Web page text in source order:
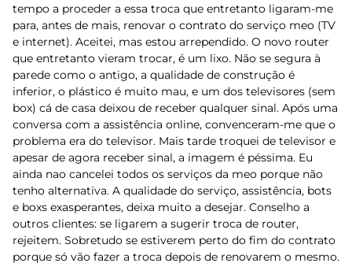
tempo a proceder a essa troca que entretanto ligaram-me
para, antes de mais, renovar o contrato do serviço meo (TV
e internet). Aceitei, mas estou arrependido. O novo router
que entretanto vieram trocar, é um lixo. Não se segura à
parede como o antigo, a qualidade de construção é
inferior, o plástico é muito mau, e um dos televisores (sem
box) cá de casa deixou de receber qualquer sinal. Após uma
conversa com a assistência online, convenceram-me que o
problema era do televisor. Mais tarde troquei de televisor e
apesar de agora receber sinal, a imagem é péssima. Eu
ainda nao cancelei todos os serviços da meo porque não
tenho alternativa. A qualidade do serviço, assistência, bots
e boxs exasperantes, deixa muito a desejar. Conselho a
outros clientes: se ligarem a sugerir troca de router,
rejeitem. Sobretudo se estiverem perto do fim do contrato
porque só vão fazer a troca depois de renovarem o mesmo.